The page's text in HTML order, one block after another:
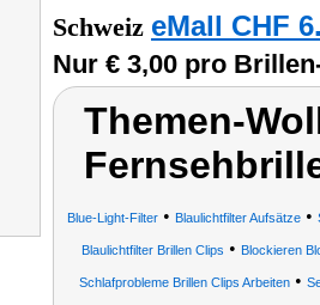
Schweiz eMall CHF
Nur € 3,00 pro
Themen-
Blue-Light-Filter • Blaulichtfilter Aufsätze •
Blaulichtfilter Brillen Clips • Blockieren
Schlafprobleme Brillen Clips Arbeiten •